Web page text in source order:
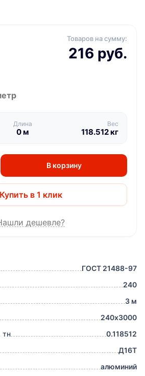
ГОСТ 21488-97
240
3 м
240х3000
тн
0.118512
Д16Т
алюминий
Товаров на сумму:
216 руб.
Длина
0м
Вес
118.512кг
В корзину
Купить в 1 клик
дешевле?